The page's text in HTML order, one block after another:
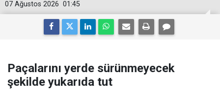
01:45
07 Ağustos 2026
Paçalarını yerde sürünmeyecek
şekilde yukarıda tut